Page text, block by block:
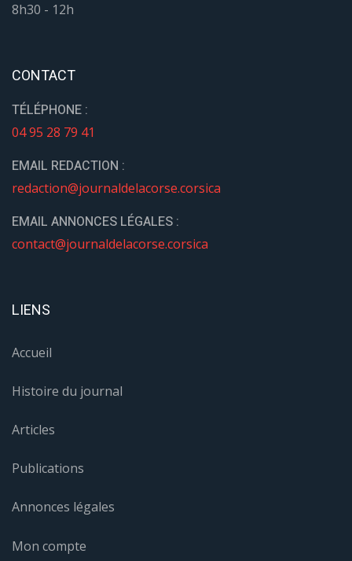
8h30 - 12h
CONTACT
TÉLÉPHONE :
04 95 28 79 41
EMAIL REDACTION :
redaction@journaldelacorse.corsica
EMAIL ANNONCES LÉGALES :
contact@journaldelacorse.corsica
LIENS
Accueil
Histoire du journal
Articles
Publications
Annonces légales
Mon compte